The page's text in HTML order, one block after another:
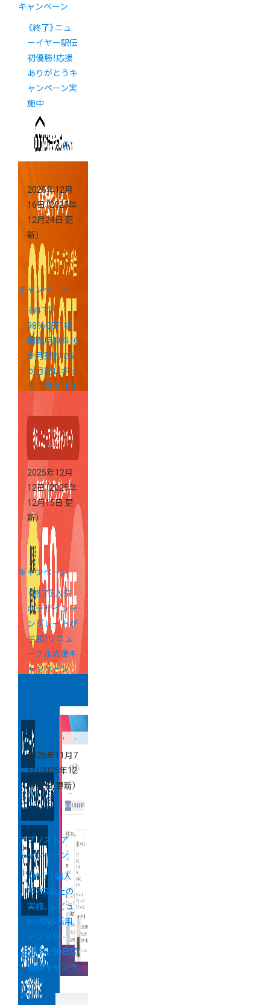
キャンペーン
《終了》ニュ
ーイヤー駅伝
初優勝！応援
ありがとうキ
ャンペーン実
施中
2025年12月
16日（2025年
12月24日 更
新）
キャンペーン
《終了》
98％OFF！初
期費用無料・6
か月契約で6
か月間レギュ
ラー月々100
円キャンペー
ン
2025年12月
12日（2025年
12月15日 更
新）
キャンペーン
《終了》人気
のデザインテ
ンプレートが
半額！リニュ
ーアル応援キ
ャンペーン
2025年11月7
日（2025年12
月22日 更新）
アプリストア
キャンペーン
《終了》購入
率2倍以上の
実績、レビュ
ー・SNS活用
アプリ「U-
KOMI」50日間
無料キャンペ
ーン